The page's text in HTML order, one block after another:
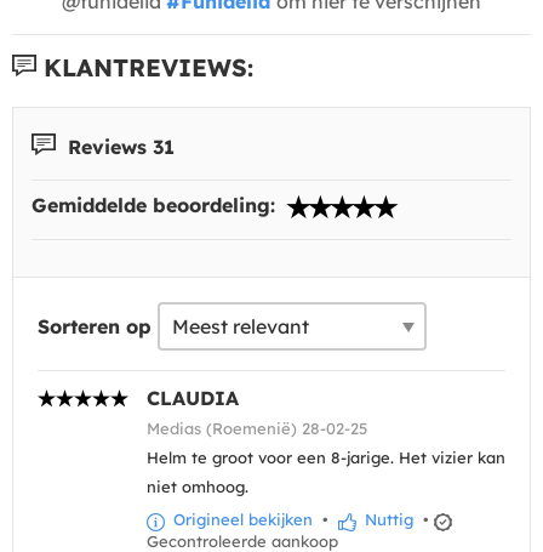
KLANTREVIEWS:
Reviews 31
Gemiddelde beoordeling:
Sorteren op
CLAUDIA
Medias (Roemenië) 28-02-25
Helm te groot voor een 8-jarige. Het vizier kan
niet omhoog.
Origineel bekijken • Nuttig •
Gecontroleerde aankoop